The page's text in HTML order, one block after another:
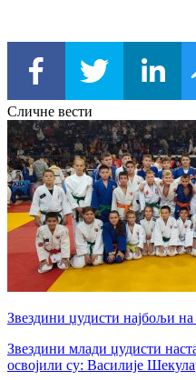
Сличне вести
Звездини џудисти најбољи
Звездини млади џудисти
освојили су: Василије